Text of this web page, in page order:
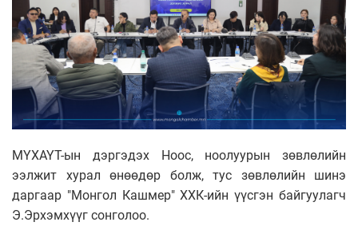
МҮХАҮТ-ын дэргэдэх Ноос, ноолуурын зөвлөлийн
ээлжит хурал өнөөдөр болж, тус зөвлөлийн шинэ
даргаар "Монгол Кашмер" ХХК-ийн үүсгэн байгуулагч
Э.Эрхэмхүүг сонголоо.